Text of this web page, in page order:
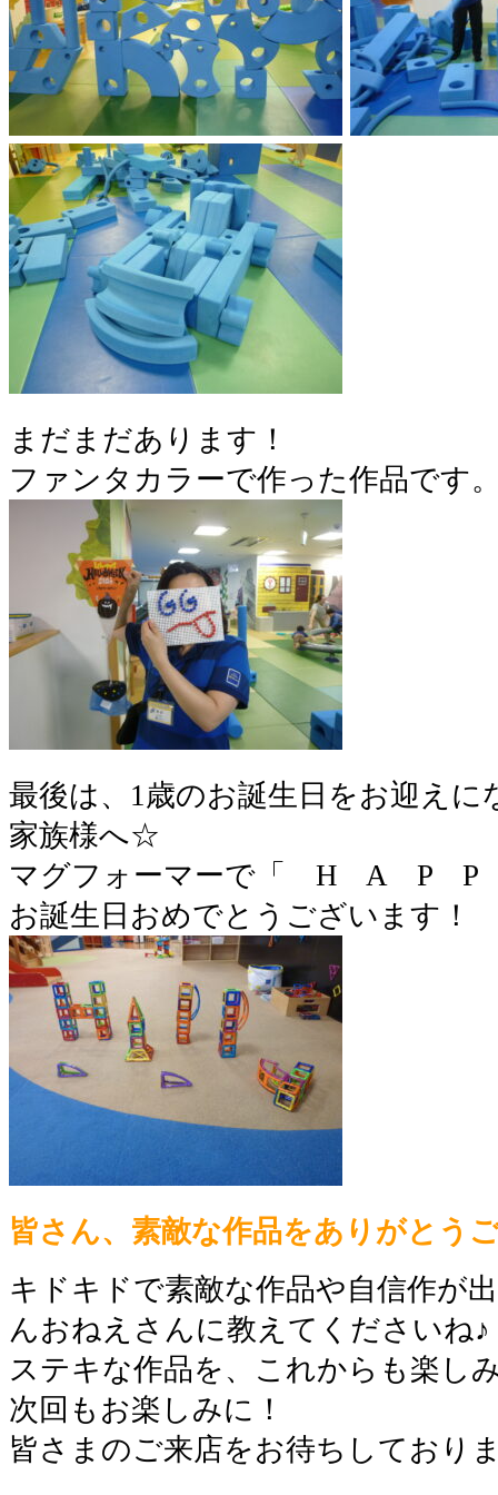
まだまだあります！
ファンタカラーで作った作品です
最後は、1歳のお誕生日をお迎え
家族様へ☆
マグフォーマーで「 H A P P
お誕生日おめでとうございます！
皆さん、素敵な作品をありがとう
キドキドで素敵な作品や自信作が
んおねえさんに教えてくださいね♪
ステキな作品を、これからも楽し
次回もお楽しみに！
皆さまのご来店をお待ちしており